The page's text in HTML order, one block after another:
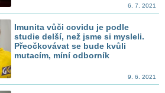
6. 7. 2021
Imunita vůči covidu je podle
studie delší, než jsme si mysleli.
Přeočkovávat se bude kvůli
mutacím, míní odborník
9. 6. 2021